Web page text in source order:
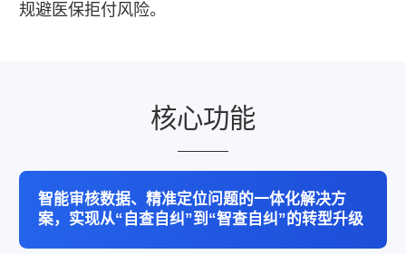
规避医保拒付风险。
核心功能
智能审核数据、精准定位问题的一体化解决方
案，实现从“自查自纠”到“智查自纠”的转型升级